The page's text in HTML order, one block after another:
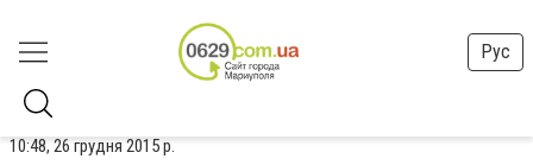
Рус
10:48, 26 грудня 2015 р.